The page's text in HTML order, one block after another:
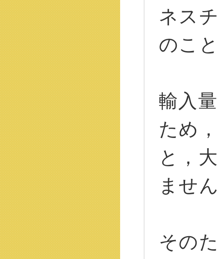
ネス
のこ
輸入
ため
と，
ませ
その